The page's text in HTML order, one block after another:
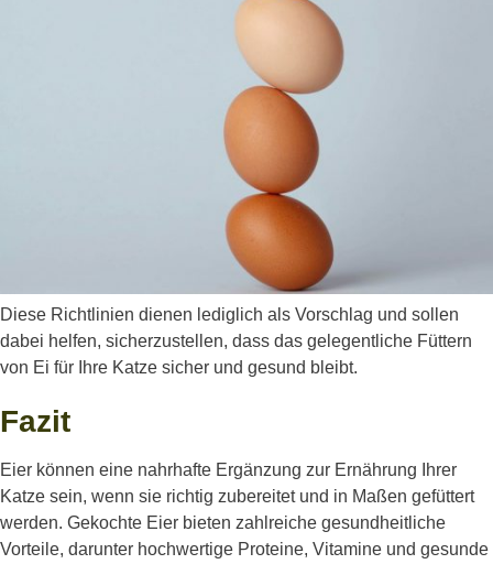
Diese Richtlinien dienen lediglich als Vorschlag und sollen
dabei helfen, sicherzustellen, dass das gelegentliche Füttern
von Ei für Ihre Katze sicher und gesund bleibt.
Fazit
Eier können eine nahrhafte Ergänzung zur Ernährung Ihrer
Katze sein, wenn sie richtig zubereitet und in Maßen gefüttert
werden. Gekochte Eier bieten zahlreiche gesundheitliche
Vorteile, darunter hochwertige Proteine, Vitamine und gesunde